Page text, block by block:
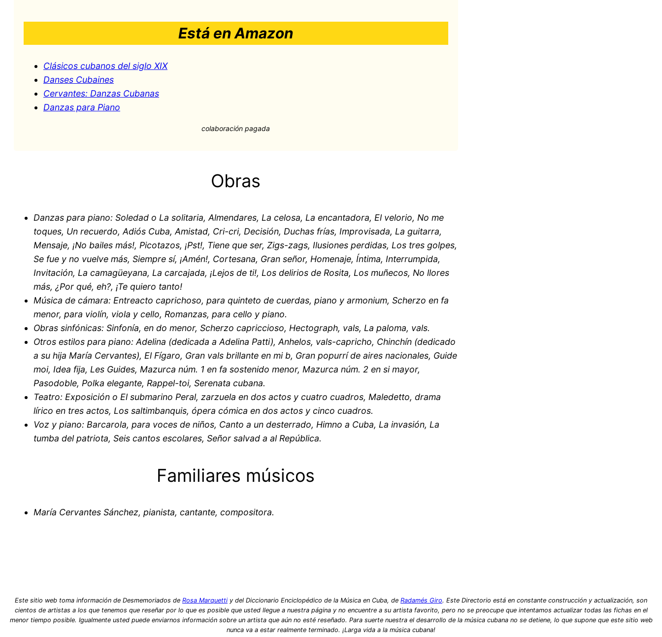
Está en Amazon
Clásicos cubanos del siglo XIX
Danses Cubaines
Cervantes: Danzas Cubanas
Danzas para Piano
colaboración pagada
Obras
Danzas para piano: Soledad o La solitaria, Almendares, La celosa, La encantadora, El velorio, No me
toques, Un recuerdo, Adiós Cuba, Amistad, Cri-cri, Decisión, Duchas frías, Improvisada, La guitarra,
Mensaje, ¡No bailes más!, Picotazos, ¡Pst!, Tiene que ser, Zigs-zags, Ilusiones perdidas, Los tres golpes,
Se fue y no vuelve más, Siempre sí, ¡Amén!, Cortesana, Gran señor, Homenaje, Íntima, Interrumpida,
Invitación, La camagüeyana, La carcajada, ¡Lejos de ti!, Los delirios de Rosita, Los muñecos, No llores
más, ¿Por qué, eh?, ¡Te quiero tanto!
Música de cámara: Entreacto caprichoso, para quinteto de cuerdas, piano y armonium, Scherzo en fa
menor, para violín, viola y cello, Romanzas, para cello y piano.
Obras sinfónicas: Sinfonía, en do menor, Scherzo capriccioso, Hectograph, vals, La paloma, vals.
Otros estilos para piano: Adelina (dedicada a Adelina Patti), Anhelos, vals-capricho, Chinchín (dedicado
a su hija María Cervantes), El Fígaro, Gran vals brillante en mi b, Gran popurrí de aires nacionales, Guide
moi, Idea fija, Les Guides, Mazurca núm. 1 en fa sostenido menor, Mazurca núm. 2 en si mayor,
Pasodoble, Polka elegante, Rappel-toi, Serenata cubana.
Teatro: Exposición o El submarino Peral, zarzuela en dos actos y cuatro cuadros, Maledetto, drama
lírico en tres actos, Los saltimbanquis, ópera cómica en dos actos y cinco cuadros.
Voz y piano: Barcarola, para voces de niños, Canto a un desterrado, Himno a Cuba, La invasión, La
tumba del patriota, Seis cantos escolares, Señor salvad a al República.
Familiares músicos
María Cervantes Sánchez, pianista, cantante, compositora.
Este sitio web toma información de Desmemoriados de Rosa Marquetti y del Diccionario Enciclopédico de la Música en Cuba, de Radamés Giro. Este Directorio está en constante construcción y actualización, son
cientos de artistas a los que tenemos que reseñar por lo que es posible que usted llegue a nuestra página y no encuentre a su artista favorito, pero no se preocupe que intentamos actualizar todas las fichas en el
menor tiempo posible. Igualmente usted puede enviarnos información sobre un artista que aún no esté reseñado. Para suerte nuestra el desarrollo de la música cubana no se detiene, lo que supone que este sitio web
nunca va a estar realmente terminado. ¡Larga vida a la música cubana!